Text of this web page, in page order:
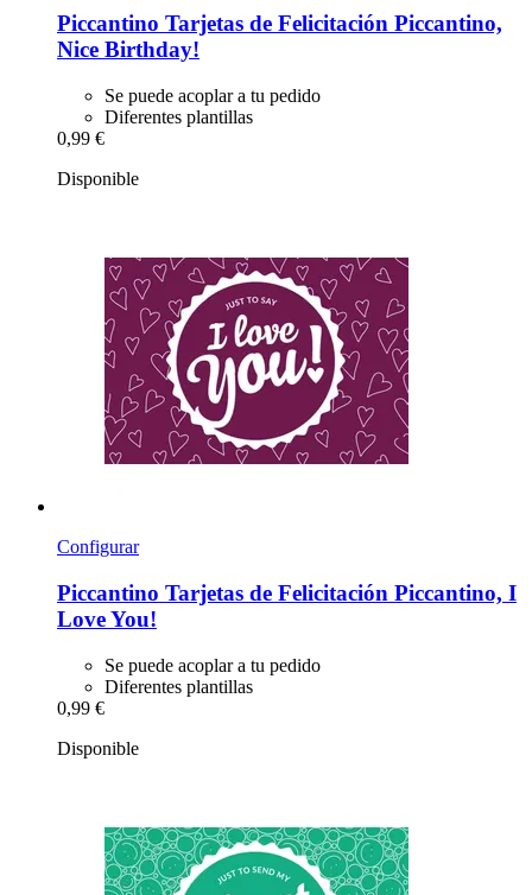
Piccantino Tarjetas de Felicitación Piccantino,
Nice Birthday!
Se puede acoplar a tu pedido
Diferentes plantillas
0,99 €
Disponible
Configurar
Piccantino Tarjetas de Felicitación Piccantino, I
Love You!
Se puede acoplar a tu pedido
Diferentes plantillas
0,99 €
Disponible